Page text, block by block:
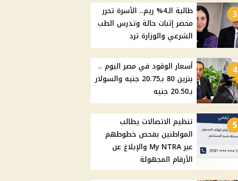
3
طالبة الـ4% ريم.. الأسرة تحرر
محضر إثبات حالة وتدرس الطب
الشرعي والوزارة ترد
4
أسعار الوقود في مصر اليوم ..
بنزين 80 بـ20.75 جنيه والسولار
بـ20.50 جنيه
5
تنظيم الاتصالات يطالب
المواطنين بفحص خطوطهم
عبر My NTRA والإبلاغ عن
الأرقام المجهولة